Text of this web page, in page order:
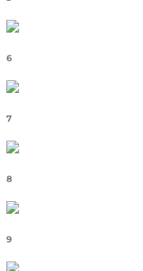
6
7
8
9